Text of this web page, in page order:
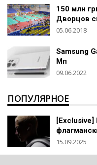
150 млн
Дворцов
05.06.2018
Samsung
Мп
09.06.2022
ПОПУЛЯРНОЕ
15.09.2025